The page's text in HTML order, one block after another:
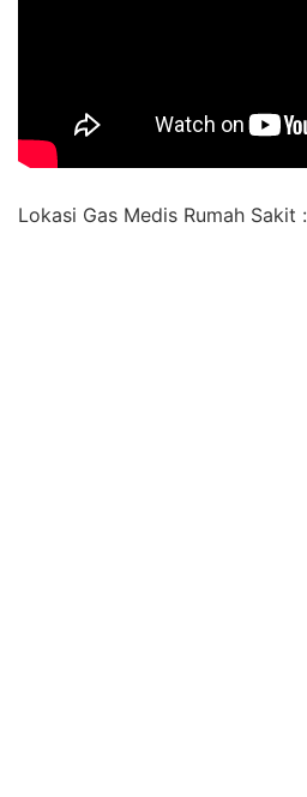
Lokasi Gas Medis Rumah Sakit :